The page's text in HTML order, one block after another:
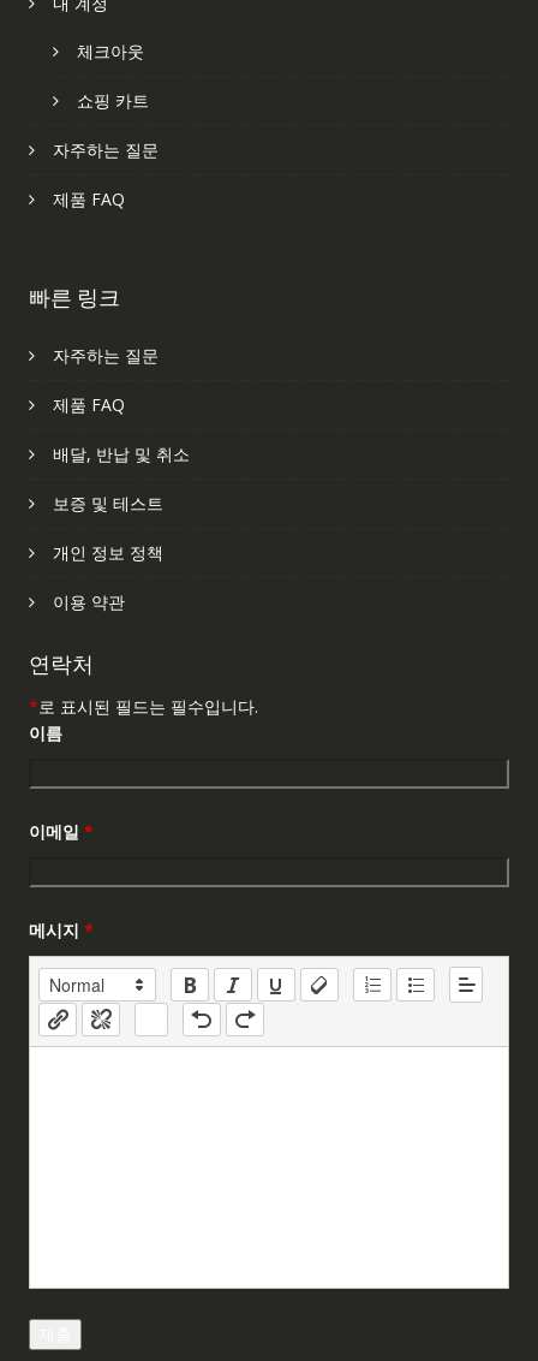
체크아웃
쇼핑 카트
자주하는 질문
제품 FAQ
빠른 링크
자주하는 질문
제품 FAQ
배달, 반납 및 취소
보증 및 테스트
개인 정보 정책
이용 약관
연락처
*로 표시된 필드는 필수입니다.
이름
이메일 *
메시지 *